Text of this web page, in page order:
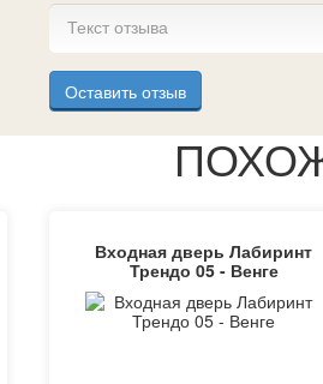
Оставить отзыв
Входная дверь Лабиринт
Трендо 05 - Венге